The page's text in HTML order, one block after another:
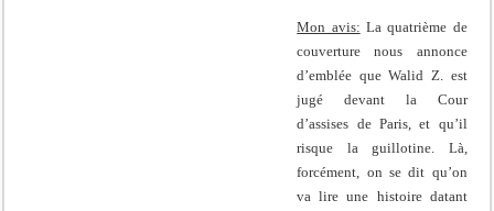
Mon avis: La quatrième de
couverture nous annonce
d’emblée que Walid Z. est
jugé devant la Cour
d’assises de Paris, et qu’il
risque la guillotine. Là,
forcément, on se dit qu’on
va lire une histoire datant